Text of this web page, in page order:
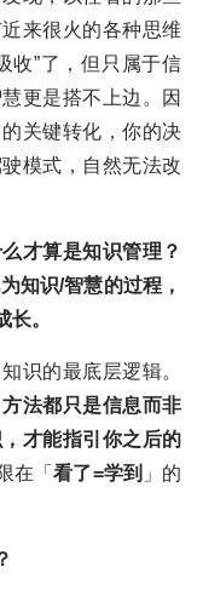
来很火的各种思维
收”了，但只属于信
更是搭不上边。因
的关键转化，你的决
模式，自然无法改
才算是知识管理？
知识/智慧的过程，
。
识的最底层逻辑。
法都只是信息而非
才能指引你之后的
在「看了=学到 」的